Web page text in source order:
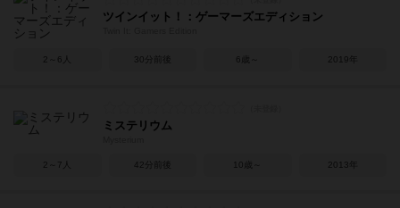
ツインイット！：ゲーマーズエディション
2～6人 30分前後 6歳～ 2019年
ミステリウム
2～7人 42分前後 10歳～ 2013年